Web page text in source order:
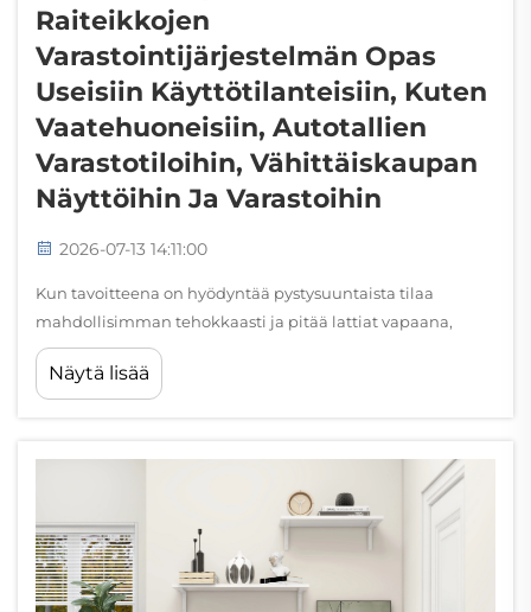
Raiteikkojen
Varastointijärjestelmän Opas
Useisiin Käyttötilanteisiin, Kuten
Vaatehuoneisiin, Autotallien
Varastotiloihin, Vähittäiskaupan
Näyttöihin Ja Varastoihin
2026-07-13 14:11:00
Kun tavoitteena on hyödyntää pystysuuntaista tilaa
mahdollisimman tehokkaasti ja pitää lattiat vapaana,
seinäkiinnitettävät raiteikkosäilytysratkaisut ovat yksi
monikäyttöisimmistä saatavilla olevista ratkaisuista. Olipa
kyseessä kotipukukapin, vilkkaan autotallin,
seinäraiteet...
Näytä lisää